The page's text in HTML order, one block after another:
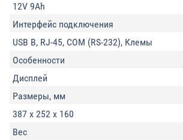
12V 9Ah
Интерфейс подключения
USB B, RJ-45, COM (RS-232), Клемы
Особенности
Дисплей
Размеры, мм
387 х 252 х 160
Вес